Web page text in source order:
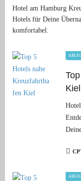
Hotel am Hamburg
Hotels für Deine
komfortabel.
Kiel